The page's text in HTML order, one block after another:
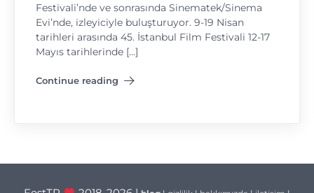
Festivali’nde ve sonrasında Sinematek/Sinema
Evi’nde, izleyiciyle buluşturuyor. 9-19 Nisan
tarihleri arasında 45. İstanbul Film Festivali 12-17
Mayıs tarihlerinde […]
Continue reading
"Kino 2026: Alman Filmleri Festivali"